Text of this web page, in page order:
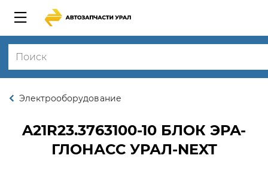
Электрооборудование
A21R23.3763100-10 БЛОК ЭРА-
ГЛОНАСС УРАЛ-NEXT